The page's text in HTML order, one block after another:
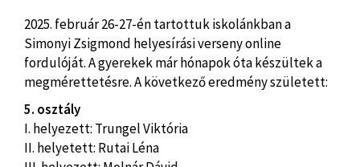
2025. február 26-27-én tartottuk iskolánkban a
Simonyi Zsigmond helyesírási verseny online
fordulóját. A gyerekek már hónapok óta készültek a
megmérettetésre. A következő eredmény született:
5. osztály
I. helyezett: Trungel Viktória
II. helyetett: Rutai Léna